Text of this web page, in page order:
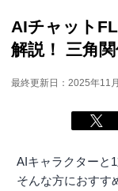
AIチャット
解説！ 三角
最終更新日：2025年11
AIキャラクターと
そんな方におすす